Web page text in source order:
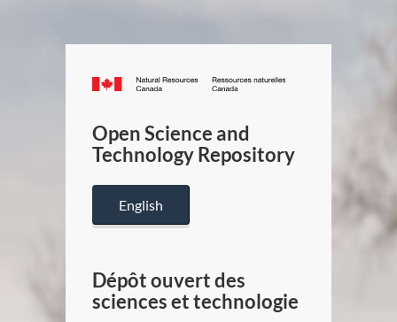
Canada.ca
/
Canada
Open Science and
Technology Repository
English
Dépôt ouvert des
sciences et technologie